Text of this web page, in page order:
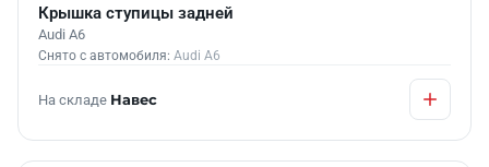
Крышка ступицы задней
Audi A6
Снято с автомобиля: Audi A6
На складе Навес